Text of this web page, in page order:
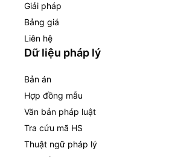
Giải pháp
Bảng giá
Liên hệ
Dữ liệu pháp lý
Bản án
Hợp đồng mẫu
Văn bản pháp luật
Tra cứu mã HS
Thuật ngữ pháp lý